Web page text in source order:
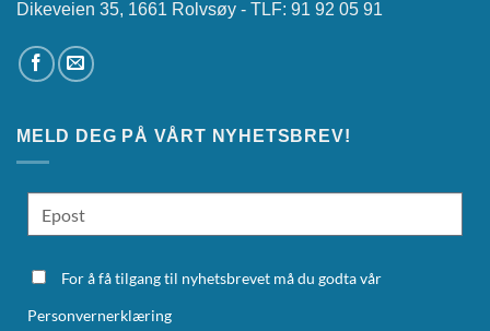
Dikeveien 35, 1661 Rolvsøy - TLF: 91 92 05 91
MELD DEG PÅ VÅRT NYHETSBREV!
For å få tilgang til nyhetsbrevet må du godta vår
Personvernerklæring